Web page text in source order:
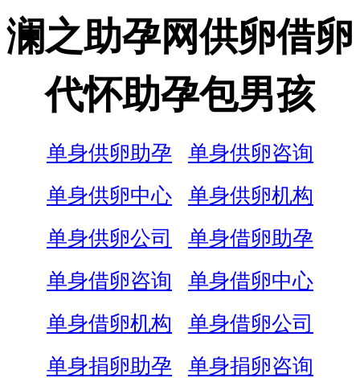
澜之助孕网供卵借卵
代怀助孕包男孩
单身供卵助孕
单身供卵咨询
单身供卵中心
单身供卵机构
单身供卵公司
单身借卵助孕
单身借卵咨询
单身借卵中心
单身借卵机构
单身借卵公司
单身捐卵助孕
单身捐卵咨询